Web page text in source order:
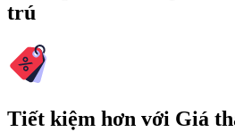
trú
Tiết kiệm hơn với Giá